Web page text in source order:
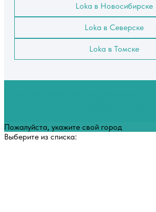
Loka в Новосибирске
Loka в Северске
Loka в Томске
Пожалуйста, укажите свой город
Выберите из списка: